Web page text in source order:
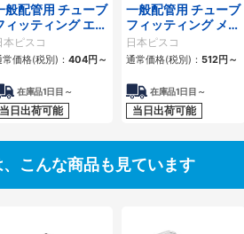
般配管用 チューブ
ィッティング エル
本ピスコ
常価格(税別)： 404円 ～
在庫品1日目～
当日出荷可能
一般配管用 チューブ
フィッティング メス
エルボ
日本ピスコ
通常価格(税別)： 512円 ～
在庫品1日目～
当日出荷可能
こんな商品も見ています